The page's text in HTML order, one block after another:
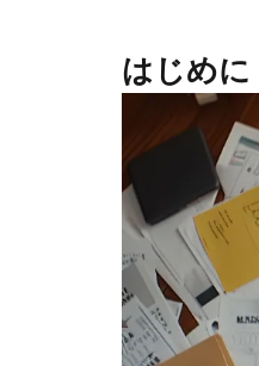
はじめに